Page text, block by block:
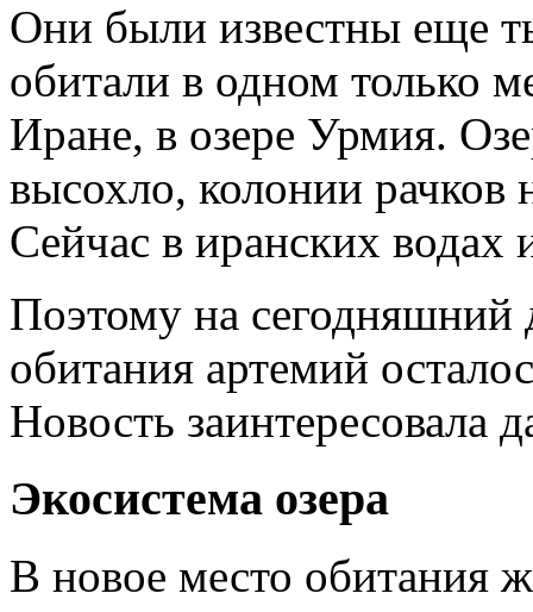
Они были известны еще
обитали в одном только
Иране, в озере Урмия.
высохло, колонии рачков
Сейчас в иранских водах
Поэтому на сегодняшний
обитания артемий
Новость заинтересовала
Экосистема озера
В новое место обитания